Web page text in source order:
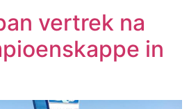
vertrek na
in